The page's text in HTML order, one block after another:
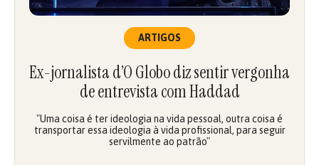
ARTIGOS
Ex-jornalista d’O Globo diz sentir vergonha
de entrevista com Haddad
"Uma coisa é ter ideologia na vida pessoal, outra coisa é
transportar essa ideologia à vida profissional, para seguir
servilmente ao patrão"